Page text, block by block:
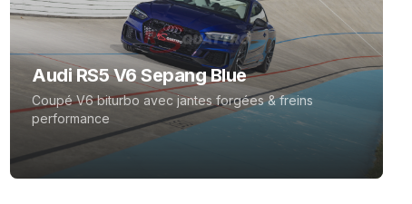
Audi RS5 V6 Sepang Blue
Coupé V6 biturbo avec jantes forgées & freins
performance